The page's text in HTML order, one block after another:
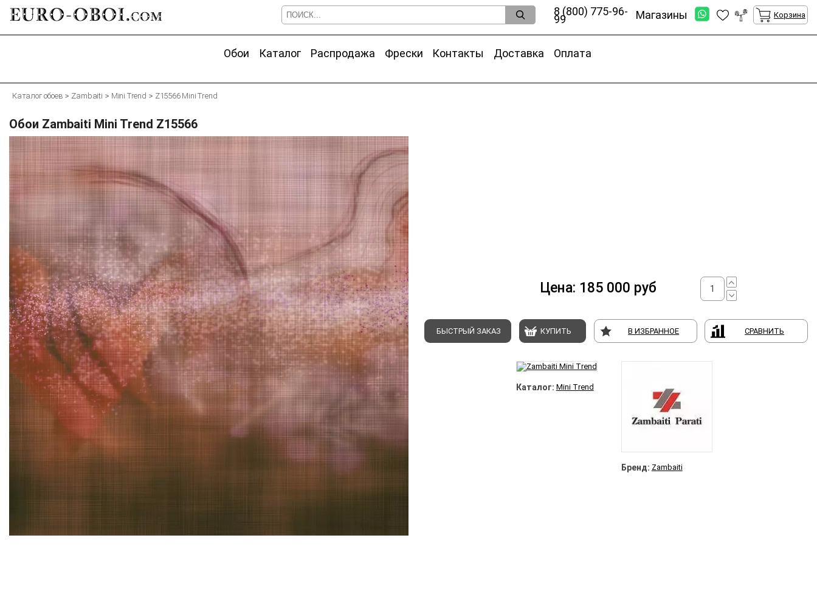
EURO-OBOI.com 8 (800) 775-96-
99 Магазины Корзина
Обои Каталог Распродажа Фрески Контакты Доставка Оплата
Каталог обоев Zambaiti Mini Trend Z15566 Mini Trend
Обои Zambaiti Mini Trend Z15566
Цена: 185 000 руб
БЫСТРЫЙ ЗАКАЗ КУПИТЬ В ИЗБРАННОЕ СРАВНИТЬ
Каталог: Mini Trend
Бренд: Zambaiti